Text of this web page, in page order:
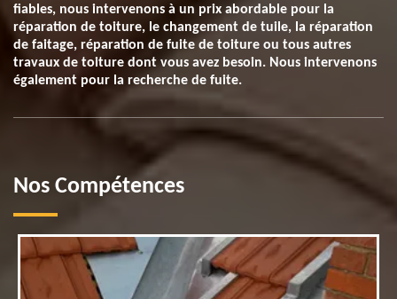
fiables, nous intervenons à un prix abordable pour la
réparation de toiture, le changement de tuile, la réparation
de faitage, réparation de fuite de toiture ou tous autres
travaux de toiture dont vous avez besoin. Nous intervenons
également pour la recherche de fuite.
Nos Compétences